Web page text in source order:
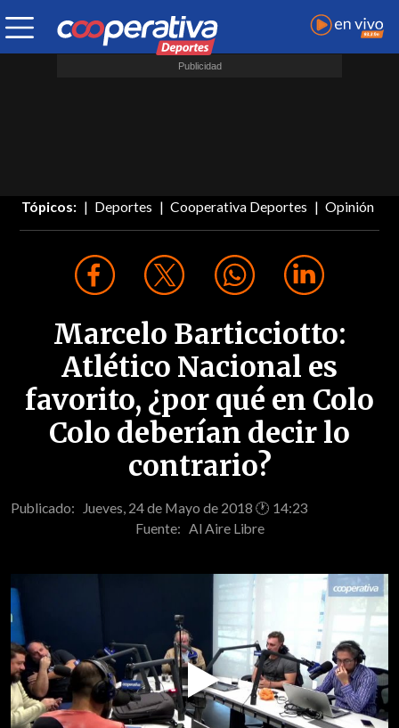
Tópicos: Deportes Cooperativa Deportes Opinión
Marcelo Barticciotto:
Atlético Nacional es
favorito, ¿por qué en Colo
Colo deberían decir lo
contrario?
Publicado: Jueves, 24 de Mayo de 2018 🕐 14:23
Fuente: Al Aire Libre
Play
Video